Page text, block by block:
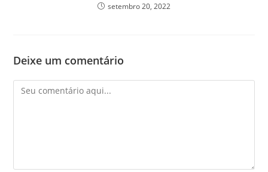
setembro 20, 2022
Deixe um comentário